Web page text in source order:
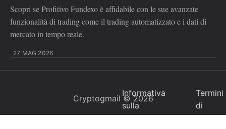
Scopri se Profitivo Fundexo è affidabile con le sue avanzate
funzionalità di trading come il trading automatizzato e i dati di
mercato in tempo reale.
27 MAG 2026
Informativa
sulla
Privacy
Termini
di
utilizzo
Cryptogmail © 2026